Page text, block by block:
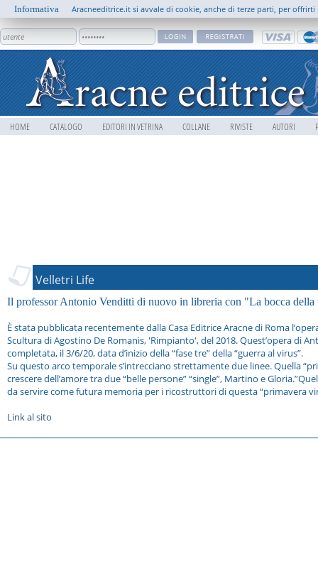
HOME CATALOGO EDITORI IN VETRINA COLLANE RIVISTE AUTORI
Velletri Life
Il professor Antonio Venditti di nuovo in libreria con "La bocca della
È stata pubblicata recentemente dalla Casa Editrice Aracne di Roma
Scultura di Agostino De Romanis, 'Rimpianto', del 2018. Quest’opera di
completata, il 3/6/20, data d’inizio della “fase tre” della “guerra al virus”.
Su questo arco temporale s’intrecciano strettamente due linee. Quella
crescere dell’amore tra due “belle persone” “single”, Martino e
da servire come futura memoria per i ricostruttori di questa “primavera
Link al sito
Informativa Aracneeditrice.it si avvale di cookie, anche di terze parti, per